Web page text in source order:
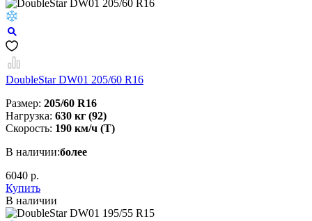
DoubleStar DW01 205/60 R16
Размер: 205/60 R16
Нагрузка: 630 кг (92)
Скорость: 190 км/ч (T)
В наличии:более
6040 р.
Купить
В наличии